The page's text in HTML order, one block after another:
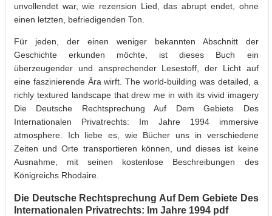
unvollendet war, wie rezension Lied, das abrupt endet, ohne
einen letzten, befriedigenden Ton.
Für jeden, der einen weniger bekannten Abschnitt der
Geschichte erkunden möchte, ist dieses Buch ein
überzeugender und ansprechender Lesestoff, der Licht auf
eine faszinierende Ära wirft. The world-building was detailed, a
richly textured landscape that drew me in with its vivid imagery
Die Deutsche Rechtsprechung Auf Dem Gebiete Des
Internationalen Privatrechts: Im Jahre 1994 immersive
atmosphere. Ich liebe es, wie Bücher uns in verschiedene
Zeiten und Orte transportieren können, und dieses ist keine
Ausnahme, mit seinen kostenlose Beschreibungen des
Königreichs Rhodaire.
Die Deutsche Rechtsprechung Auf Dem Gebiete Des
Internationalen Privatrechts: Im Jahre 1994 pdf